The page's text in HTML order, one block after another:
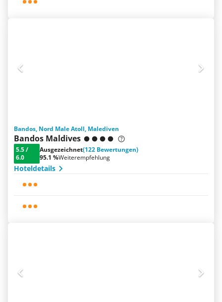
Bandos, Nord Male Atoll, Malediven
Bandos Maldives
5.5/
6.0
Ausgezeichnet(122 Bewertungen)
95.1 %Weiterempfehlung
Hoteldetails